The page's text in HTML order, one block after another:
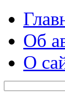
Об
О